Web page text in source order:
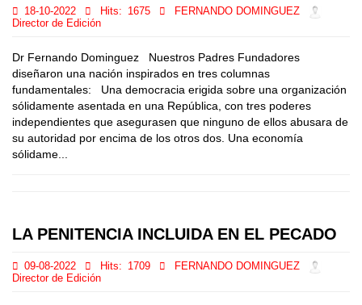
18-10-2022 Hits: 1675
FERNANDO DOMINGUEZ
Director de Edición
Dr Fernando Dominguez Nuestros Padres Fundadores
diseñaron una nación inspirados en tres columnas
fundamentales: Una democracia erigida sobre una organización
sólidamente asentada en una República, con tres poderes
independientes que asegurasen que ninguno de ellos abusara de
su autoridad por encima de los otros dos. Una economía
sólidame...
LA PENITENCIA INCLUIDA EN EL PECADO
09-08-2022 Hits: 1709
FERNANDO DOMINGUEZ
Director de Edición